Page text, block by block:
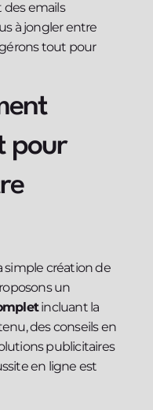
des emails
à jongler entre
tout pour
pour
simple création de
un
incluant la
des conseils en
publicitaires
en ligne est